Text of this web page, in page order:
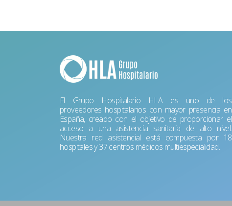
El Grupo Hospitalario HLA es uno de los
proveedores hospitalarios con mayor presencia en
España, creado con el objetivo de proporcionar el
acceso a una asistencia sanitaria de alto nivel.
Nuestra red asistencial está compuesta por 18
hospitales y 37 centros médicos multiespecialidad.